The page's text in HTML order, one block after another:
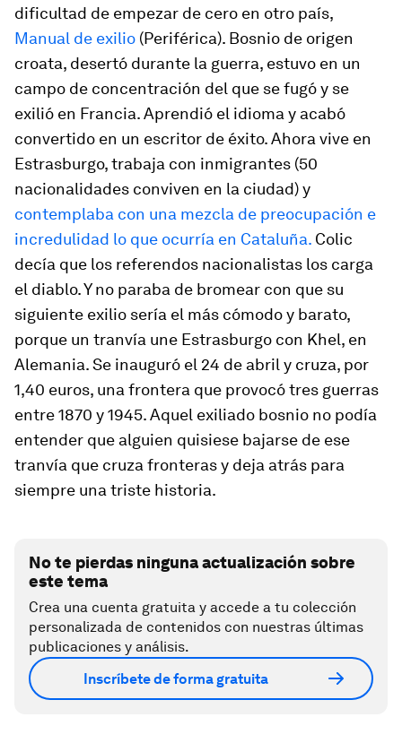
dificultad de empezar de cero en otro país,
Manual de exilio (Periférica). Bosnio de origen
croata, desertó durante la guerra, estuvo en un
campo de concentración del que se fugó y se
exilió en Francia. Aprendió el idioma y acabó
convertido en un escritor de éxito. Ahora vive en
Estrasburgo, trabaja con inmigrantes (50
nacionalidades conviven en la ciudad) y
contemplaba con una mezcla de preocupación e
incredulidad lo que ocurría en Cataluña. Colic
decía que los referendos nacionalistas los carga
el diablo. Y no paraba de bromear con que su
siguiente exilio sería el más cómodo y barato,
porque un tranvía une Estrasburgo con Khel, en
Alemania. Se inauguró el 24 de abril y cruza, por
1,40 euros, una frontera que provocó tres guerras
entre 1870 y 1945. Aquel exiliado bosnio no podía
entender que alguien quisiese bajarse de ese
tranvía que cruza fronteras y deja atrás para
siempre una triste historia.
No te pierdas ninguna actualización sobre
este tema
Crea una cuenta gratuita y accede a tu colección
personalizada de contenidos con nuestras últimas
publicaciones y análisis.
Inscríbete de forma gratuita